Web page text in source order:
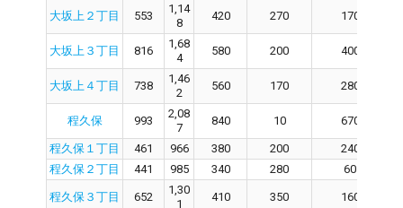
大坂上２丁目 553
1,14
8
420 270 170
大坂上３丁目 816
1,68
4
580 200 400
大坂上４丁目 738
1,46
2
560 170 280
程久保 993
2,08
7
840 10 670
程久保１丁目 461 966 380 200
240
程久保２丁目
441 985 340 280 60
程久保３丁目 652
1,30
1
410 350 160